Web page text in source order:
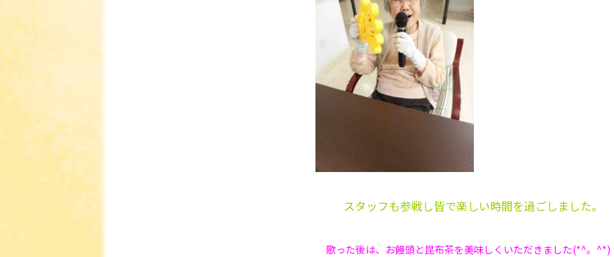
スタッフも参戦し皆で楽しい時間を過ごしました。
歌った後は、お饅頭と昆布茶を美味しくいただきました(*^。^*)